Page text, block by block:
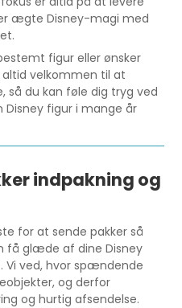
ægte Disney-magi med
figur eller ønsker
velkommen til at
så du kan føle dig tryg ved
figur i mange år
indpakning og
for at sende pakker så
få glæde af dine Disney
Vi ved, hvor spændende
og derfor
og hurtig afsendelse.